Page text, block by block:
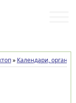
» Календари,